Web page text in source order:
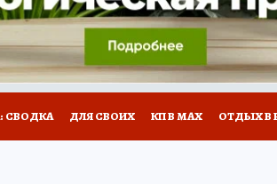
СВОДКА ДЛЯ СВОИХ КП В МАХ ОТДЫХ В